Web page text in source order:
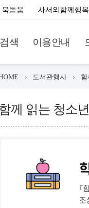
북돋움 사서와함께행복
색 이용안내
도서관행사 함
함께 읽는 청소년
「
조